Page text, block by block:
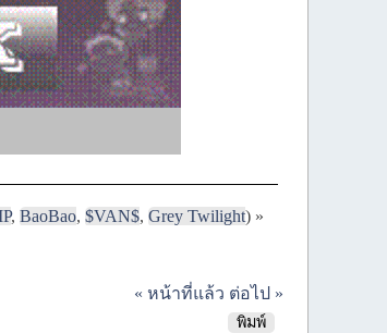
,BaoBao,$VAN$,Grey Twilight) »
« หน้าที่แล้ว ต่อไป »
พิมพ์